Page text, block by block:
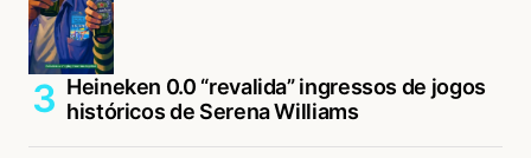
Heineken 0.0 “revalida” ingressos de jogos
históricos de Serena Williams